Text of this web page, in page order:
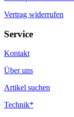
Vertrag widerrufen
Service
Kontakt
Über uns
Artikel suchen
Technik*